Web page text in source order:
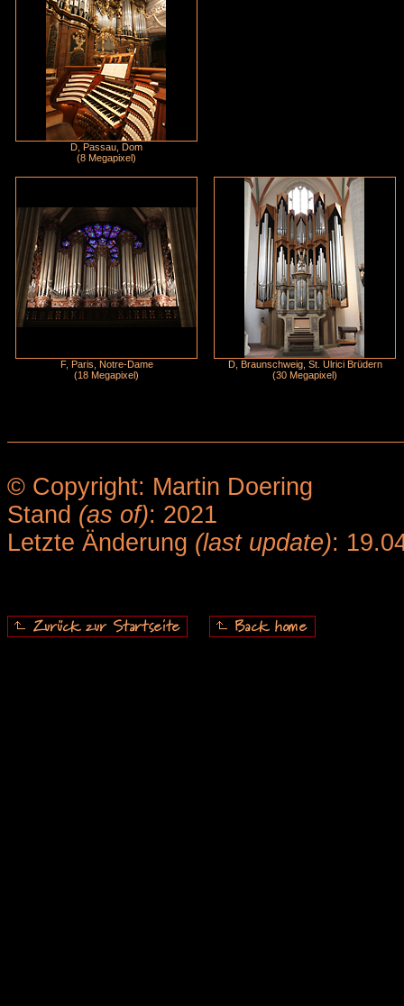
D, Passau, Dom
(8 Megapixel)
F, Paris, Notre-Dame
(18 Megapixel)
D, Braunschweig, St. Ulrici Brüdern
(30 Megapixel)
© Copyright: Martin Doering
Stand (as of): 2021
Letzte Änderung (last update):